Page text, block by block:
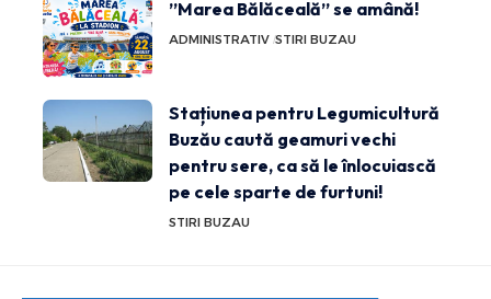
”Marea Bălăceală” se amână!
ADMINISTRATIV STIRI BUZAU
Stațiunea pentru Legumicultură
Buzău caută geamuri vechi
pentru sere, ca să le înlocuiască
pe cele sparte de furtuni!
STIRI BUZAU